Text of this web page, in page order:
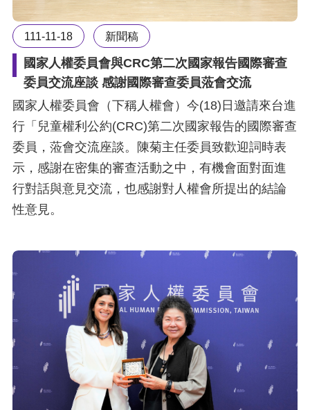
111-11-18 新聞稿
國家人權委員會與CRC第二次國家報告國際審查
委員交流座談 感謝國際審查委員蒞會交流
國家人權委員會（下稱人權會）今(18)日邀請來台進
行「兒童權利公約(CRC)第二次國家報告的國際審查
委員，蒞會交流座談。陳菊主任委員致歡迎詞時表
示，感謝在密集的審查活動之中，有機會面對面進
行對話與意見交流，也感謝對人權會所提出的結論
性意見。